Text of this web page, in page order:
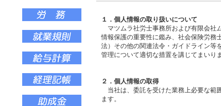
１．個人情報の取り扱いについて
マツムラ社労士事務所および有限会社
情報保護の重要性に鑑み、社会保険労務
法）その他の関連法令・ガイドライン等
管理について適切な措置を講じてまいり
２．個人情報の取得
当社は、委託を受けた業務上必要な範
ます。